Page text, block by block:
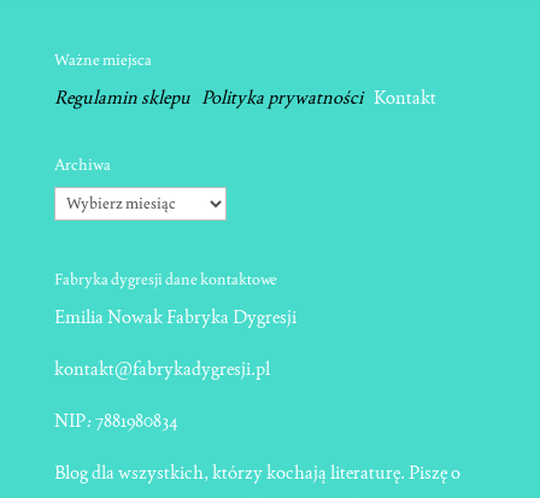
Ważne miejsca
Regulamin sklepu Polityka prywatnościKontakt
Archiwa
Archiwa
Fabryka dygresji dane kontaktowe
Emilia Nowak Fabryka Dygresji
kontakt@fabrykadygresji.pl
NIP:7881980834
Blog dla wszystkich, którzy kochają literaturę. Piszę o